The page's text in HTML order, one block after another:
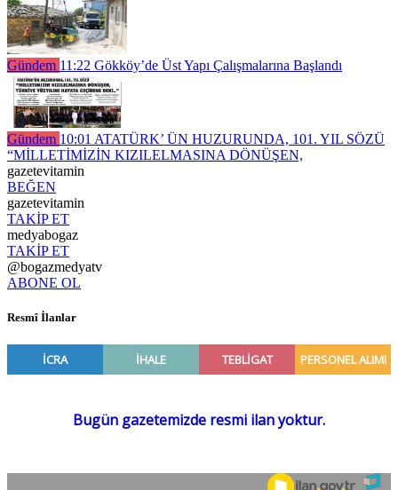
Gündem 11:22 Gökköy’de Üst Yapı Çalışmalarına Başlandı
Gündem 10:01 ATATÜRK’ ÜN HUZURUNDA, 101. YIL SÖZÜ
“MİLLETİMİZİN KIZILELMASINA DÖNÜŞEN,
gazetevitamin
BEĞEN
gazetevitamin
TAKİP ET
medyabogaz
TAKİP ET
@bogazmedyatv
ABONE OL
Resmî İlanlar